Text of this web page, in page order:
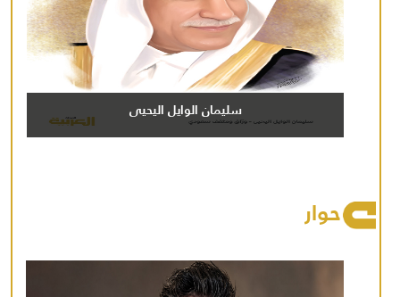
سليمان الوايل اليحيى
حوار